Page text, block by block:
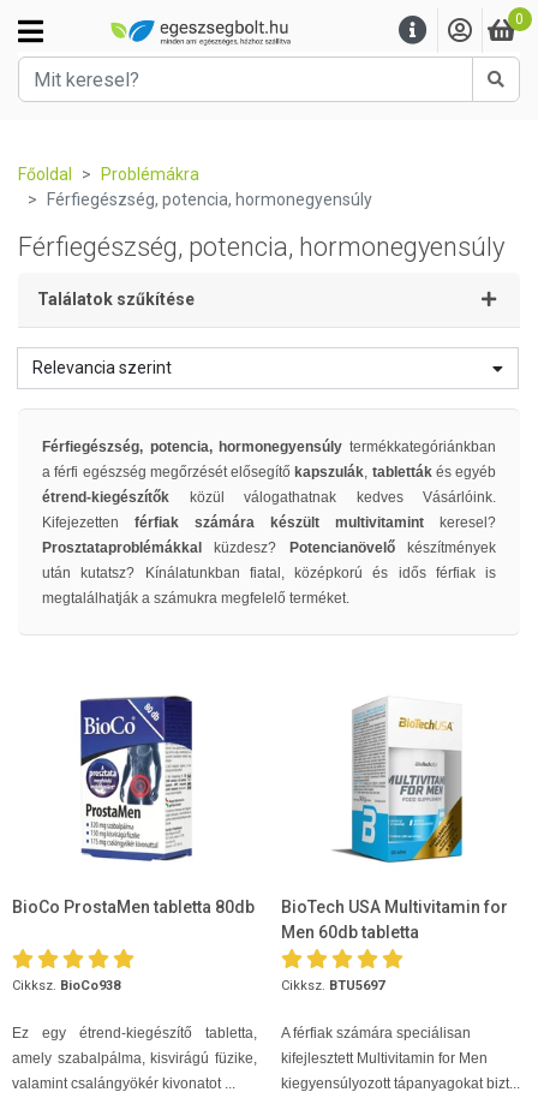
0
Főoldal
Problémákra
Férfiegészség, potencia, hormonegyensúly
Férfiegészség, potencia, hormonegyensúly
Találatok szűkítése
Relevancia szerint
Férfiegészség, potencia, hormonegyensúly termékkategóriánkban
a férfi egészség megőrzését elősegítő kapszulák, tabletták és egyéb
étrend-kiegészítők közül válogathatnak kedves Vásárlóink.
Kifejezetten férfiak számára készült multivitamint
keresel?
Prosztataproblémákkal
küzdesz? Potencianövelő
készítmények
után kutatsz? Kínálatunkban fiatal, középkorú és idős férfiak is
megtalálhatják a számukra megfelelő terméket.
BioCo ProstaMen tabletta 80db
Cikksz. BioCo938
Ez egy étrend-kiegészítő tabletta,
amely szabalpálma, kisvirágú füzike,
valamint csalángyökér kivonatot ...
BioTech USA Multivitamin for
Men 60db tabletta
Cikksz. BTU5697
A férfiak számára speciálisan
kifejlesztett Multivitamin for Men
kiegyensúlyozott tápanyagokat bizt...